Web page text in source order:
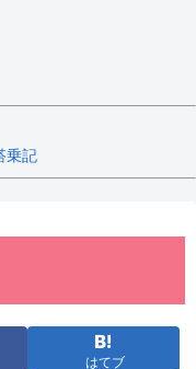
乗記
はてブ